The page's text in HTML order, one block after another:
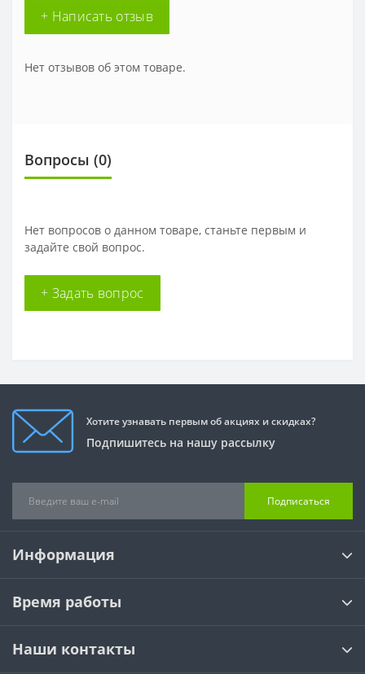
+ Написать отзыв
Нет отзывов об этом товаре.
Вопросы (0)
Нет вопросов о данном товаре, станьте первым и
задайте свой вопрос.
+ Задать вопрос
Хотите узнавать первым об акциях и скидках?
Подпишитесь на нашу рассылку
Подписаться
Информация
Время работы
Наши контакты